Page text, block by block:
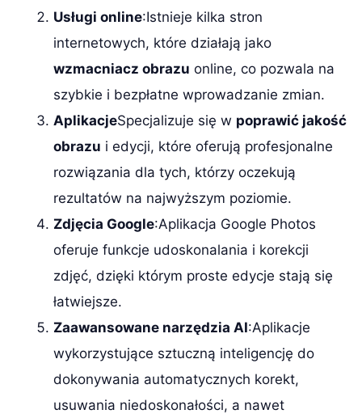
Usługi online:Istnieje kilka stron
internetowych, które działają jako
wzmacniacz obrazu online, co pozwala na
szybkie i bezpłatne wprowadzanie zmian.
AplikacjeSpecjalizuje się w poprawić jakość
obrazu i edycji, które oferują profesjonalne
rozwiązania dla tych, którzy oczekują
rezultatów na najwyższym poziomie.
Zdjęcia Google:Aplikacja Google Photos
oferuje funkcje udoskonalania i korekcji
zdjęć, dzięki którym proste edycje stają się
łatwiejsze.
Zaawansowane narzędzia AI:Aplikacje
wykorzystujące sztuczną inteligencję do
dokonywania automatycznych korekt,
usuwania niedoskonałości, a nawet